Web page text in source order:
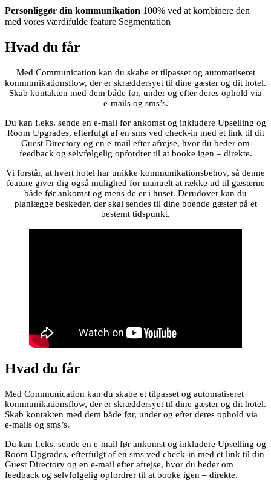
Personliggør din kommunikation 100% ved at kombinere den
med vores værdifulde feature Segmentation
Hvad du får
Med Communication kan du skabe et tilpasset og automatiseret
kommunikationsflow, der er skræddersyet til dine gæster og dit hotel.
Skab kontakten med dem både før, under og efter deres ophold via
e-mails og sms’s.
Du kan f.eks. sende en e-mail før ankomst og inkludere Upselling og
Room Upgrades, efterfulgt af en sms ved check-in med et link til dit
Guest Directory og en e-mail efter afrejse, hvor du beder om
feedback og selvfølgelig opfordrer til at booke igen – direkte.
Vi forstår, at hvert hotel har unikke kommunikationsbehov, så denne
feature giver dig også mulighed for manuelt at række ud til gæsterne
både før ankomst og mens de er i huset. Derudover kan du
planlægge beskeder, der skal sendes til dine boende gæster på et
bestemt tidspunkt.
Hvad du får
Med Communication kan du skabe et tilpasset og automatiseret
kommunikationsflow, der er skræddersyet til dine gæster og dit hotel.
Skab kontakten med dem både før, under og efter deres ophold via
e-mails og sms’s.
Du kan f.eks. sende en e-mail før ankomst og inkludere Upselling og
Room Upgrades, efterfulgt af en sms ved check-in med et link til din
Guest Directory og en e-mail efter afrejse, hvor du beder om
feedback og selvfølgelig opfordrer til at booke igen – direkte.